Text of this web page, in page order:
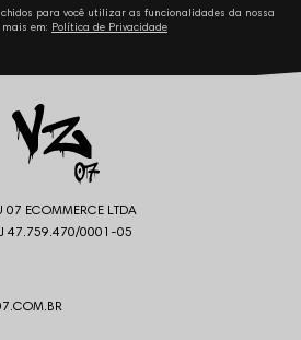
para você utilizar as funcionalidades da nossa
em: Política de Privacidade
07 ECOMMERCE LTDA
47.759.470/0001-05